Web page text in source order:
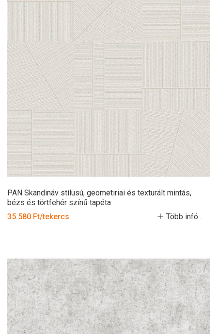
PAN Skandináv stílusú, geometiriai és texturált mintás,
bézs és törtfehér színű tapéta
35 580 Ft/tekercs
Több infó...